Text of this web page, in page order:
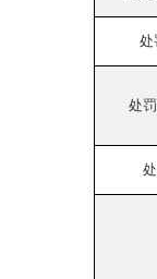
处
处